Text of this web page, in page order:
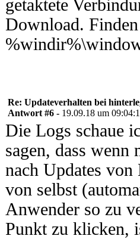
getaktete
Download.
Re: Updateverhalten bei
Antwort #6 - 19.09.18 um
Die Logs schaue
sagen, dass wenn
nach Updates
von selbst
Anwender so zu
Punkt zu klicken,